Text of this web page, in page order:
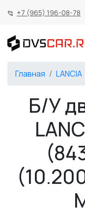
+7 (965) 196-08-78
Главная LANCIA
Б/У